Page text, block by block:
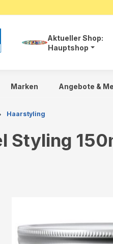
Aktueller Shop:
Hauptshop
Marken Angebote &
Haarstyling
Styling